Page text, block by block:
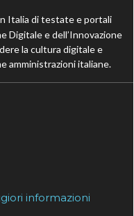
Italia di testate e portali
Digitale e dell’Innovazione
la cultura digitale e
amministrazioni italiane.
informazioni